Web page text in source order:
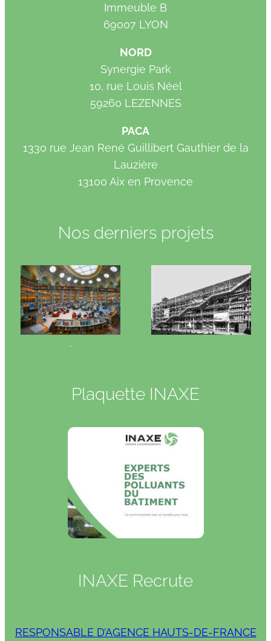
Immeuble B
69007 LYON
NORD
Synergie Park
10, rue Louis Néel
59260 LEZENNES
PACA
1330 rue Jean René Guillibert Gauthier de la
Lauzière
13100 Aix en Provence
Nos derniers projets
.
Plaquette INAXE
INAXE Recrute
RESPONSABLE D’AGENCE HAUTS-DE-FRANCE